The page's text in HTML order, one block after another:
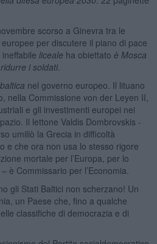
scorso a Ginevra tra le
per discutere il piano di pace
liceale ha obiettato è Mosca
i soldati.
baltica nel governo europeo. Il lituano
nella Commissione von der Leyen II,
e gli investimenti europei nei
Il lettone Valdis Dombrovskis -
umiliò la Grecia in difficoltà
e che ora non usa lo stesso rigore
mortale per l’Europa, per lo
è Commissario per l’Economia.
gli Stati Baltici non scherzano! Un
un Paese che, fino a qualche
classifiche di democrazia e di